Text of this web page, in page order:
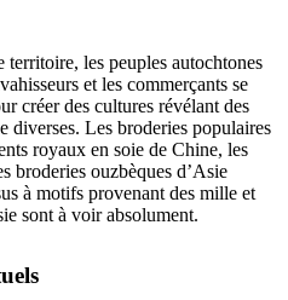
territoire, les peuples autochtones
et les commerçants se
créer des cultures révélant des
diverses. Les broderies populaires
royaux en soie de Chine, les
broderies ouzbèques d’Asie
à motifs provenant des mille et
sont à voir absolument.